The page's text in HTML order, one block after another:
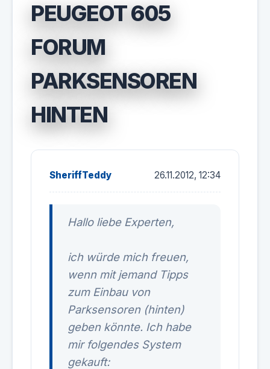
PEUGEOT 605
FORUM
PARKSENSOREN
HINTEN
SheriffTeddy 26.11.2012, 12:34
Hallo liebe Experten,
ich würde mich freuen,
wenn mit jemand Tipps
zum Einbau von
Parksensoren (hinten)
geben könnte. Ich habe
mir folgendes System
gekauft: